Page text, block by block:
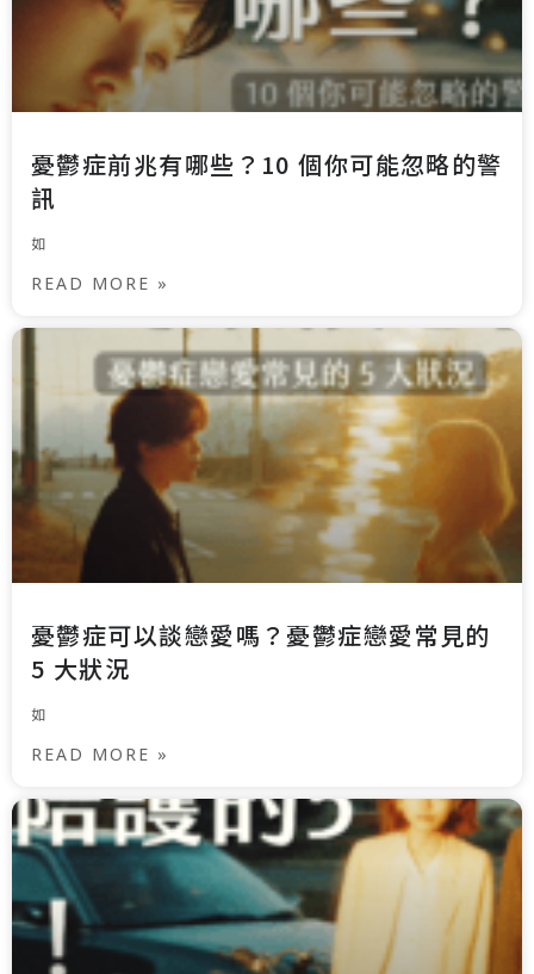
憂鬱症前兆有哪些？10 個你可能忽略的警
訊
如
READ MORE »
憂鬱症可以談戀愛嗎？憂鬱症戀愛常見的
5 大狀況
如
READ MORE »